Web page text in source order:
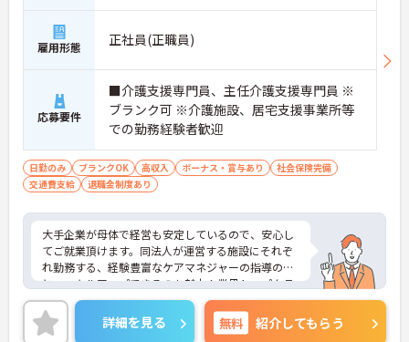
雇用形態 正社員(正職員)
応募要件
■介護支援専門員、主任介護支援専門員 ※
ブランク可 ※介護施設、居宅支援事業所等
での勤務経験者歓迎
日勤のみ ブランクOK 高収入 ボーナス・賞与あり
社会保険完備
交通費支給
退職金制度あり
大手企業が母体で経営も安定しているので、安心し
てご就業頂けます。同法人が運営する施設にそれぞ
れ勤務する、経験豊富なケアマネジャーの指導のも
と、スキルアップできるのも魅力！業界トップクラ
スの給与水準で、ご自身の頑張りがしっかりとお給
与に反映されます。ご興味のある方は是非お気軽に
お問い合わせ下さい。
詳細を見る 無料 紹介してもらう